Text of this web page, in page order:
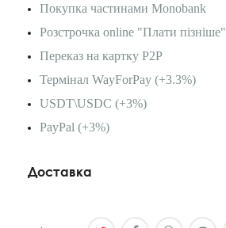
Покупка частинами Monobank
Розстрочка online "Плати пізніше"
Переказ на картку P2P
Термінал WayForPay (+3.3%)
USDT\USDC (+3%)
PayPal (+3%)
Доставка